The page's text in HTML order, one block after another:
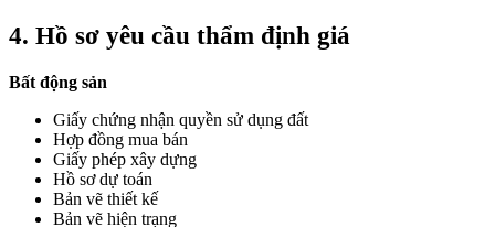
4. Hồ sơ yêu cầu thẩm định giá
Bất động sản
Giấy chứng nhận quyền sử dụng đất
Hợp đồng mua bán
Giấy phép xây dựng
Hồ sơ dự toán
Bản vẽ thiết kế
Bản vẽ hiện trạng